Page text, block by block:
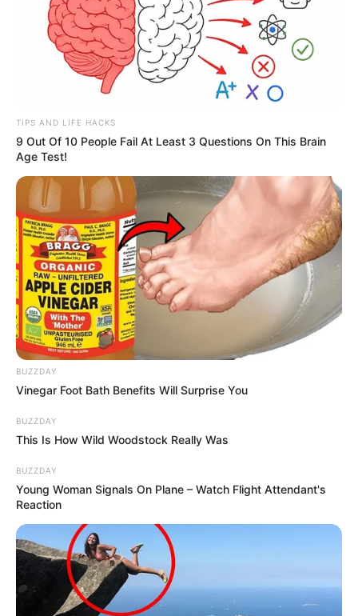
TIPS AND LIFE HACKS
9 Out Of 10 People Fail At Least 3 Questions On This Brain
Age Test!
BUZZDAY
Vinegar Foot Bath Benefits Will Surprise You
BUZZDAY
This Is How Wild Woodstock Really Was
BUZZDAY
Young Woman Signals On Plane – Watch Flight Attendant's
Reaction